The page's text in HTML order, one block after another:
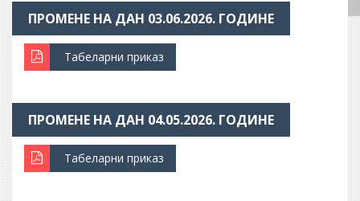
ПРОМЕНЕ НА ДАН 03.06.2026. ГОДИНЕ
Табеларни приказ
ПРОМЕНЕ НА ДАН 04.05.2026. ГОДИНЕ
Табеларни приказ